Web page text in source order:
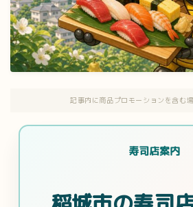
記事内に商品プロモーションを含む
寿司店案内